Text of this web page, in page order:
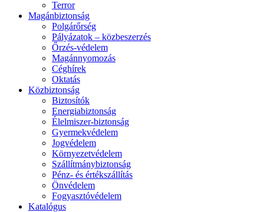
Terror
Magánbiztonság
Polgárőrség
Pályázatok – közbeszerzés
Őrzés-védelem
Magánnyomozás
Céghírek
Oktatás
Közbiztonság
Biztosítók
Energiabiztonság
Élelmiszer-biztonság
Gyermekvédelem
Jogvédelem
Környezetvédelem
Szállítmánybiztonság
Pénz- és értékszállítás
Önvédelem
Fogyasztóvédelem
Katalógus